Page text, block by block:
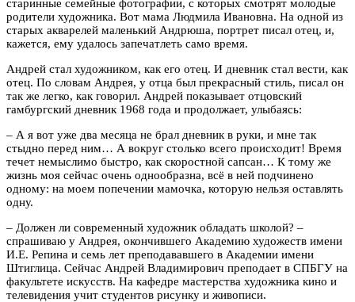
старинные семейные фотографии, с которых смотрят молодые
родители художника. Вот мама Людмила Ивановна. На одной из
старых акварелей маленький Андрюша, портрет писал отец, и,
кажется, ему удалось запечатлеть само время.
Андрей стал художником, как его отец. И дневник стал вести, как
отец. По словам Андрея, у отца был прекрасный стиль, писал он
так же легко, как говорил. Андрей показывает отцовский
гамбургский дневник 1968 года и продолжает, улыбаясь:
– А я вот уже два месяца не брал дневник в руки, и мне так
стыдно перед ним… А вокруг столько всего происходит! Время
течет немыслимо быстро, как скоростной сапсан… К тому же
жизнь моя сейчас очень однообразна, всё в ней подчинено
одному: на моем попечении мамочка, которую нельзя оставлять
одну.
– Должен ли современный художник обладать школой? –
спрашиваю у Андрея, окончившего Академию художеств имени
И.Е. Репина и семь лет преподававшего в Академии имени
Штиглица. Сейчас Андрей Владимирович преподает в СПБГУ на
факультете искусств. На кафедре мастерства художника кино и
телевидения учит студентов рисунку и живописи.